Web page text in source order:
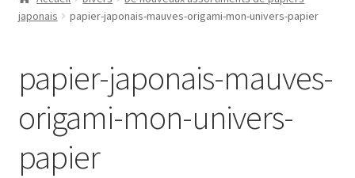
japonais
papier-japonais-mauves-origami-mon-univers-papier
papier-japonais-mauves-
origami-mon-univers-
papier